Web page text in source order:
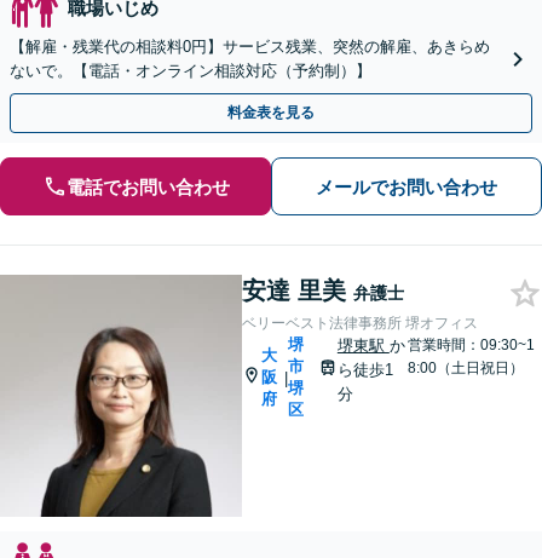
職場いじめ
【解雇・残業代の相談料0円】サービス残業、突然の解雇、あきらめ
ないで。【電話・オンライン相談対応（予約制）】
料金表を見る
電話でお問い合わせ メールでお問い合わせ
安達 里美 弁護士
ベリーベスト法律事務所 堺オフィス
大
阪
府
|
堺
市
堺
区
堺東駅 か
ら徒歩1
分
営業時間：09:30~1
8:00（土日祝日）